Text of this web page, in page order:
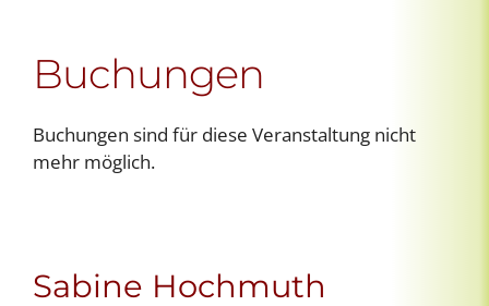
Buchungen
Buchungen sind für diese Veranstaltung nicht
mehr möglich.
Sabine Hochmuth